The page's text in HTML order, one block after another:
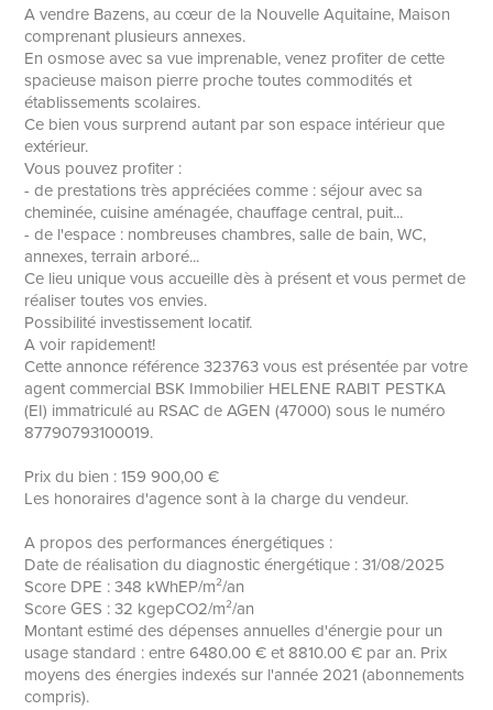
A vendre Bazens, au cœur de la Nouvelle Aquitaine, Maison
comprenant plusieurs annexes.
En osmose avec sa vue imprenable, venez profiter de cette
spacieuse maison pierre proche toutes commodités et
établissements scolaires.
Ce bien vous surprend autant par son espace intérieur que
extérieur.
Vous pouvez profiter :
- de prestations très appréciées comme : séjour avec sa
cheminée, cuisine aménagée, chauffage central, puit...
- de l'espace : nombreuses chambres, salle de bain, WC,
annexes, terrain arboré...
Ce lieu unique vous accueille dès à présent et vous permet de
réaliser toutes vos envies.
Possibilité investissement locatif.
A voir rapidement!
Cette annonce référence 323763 vous est présentée par votre
agent commercial BSK Immobilier HELENE RABIT PESTKA
(EI) immatriculé au RSAC de AGEN (47000) sous le numéro
87790793100019.
Prix du bien : 159 900,00 €
Les honoraires d'agence sont à la charge du vendeur.
A propos des performances énergétiques :
Date de réalisation du diagnostic énergétique : 31/08/2025
Score DPE : 348 kWhEP/m²/an
Score GES : 32 kgepCO2/m²/an
Montant estimé des dépenses annuelles d'énergie pour un
usage standard : entre 6480.00 € et 8810.00 € par an. Prix
moyens des énergies indexés sur l'année 2021 (abonnements
compris).